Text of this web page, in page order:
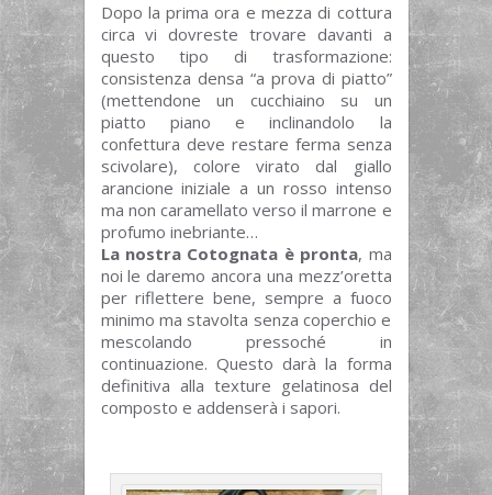
Dopo la prima ora e mezza di cottura
circa vi dovreste trovare davanti a
questo tipo di trasformazione:
consistenza densa “a prova di piatto”
(mettendone un cucchiaino su un
piatto piano e inclinandolo la
confettura deve restare ferma senza
scivolare), colore virato dal giallo
arancione iniziale a un rosso intenso
ma non caramellato verso il marrone e
profumo inebriante…
La nostra Cotognata è pronta, ma
noi le daremo ancora una mezz’oretta
per riflettere bene, sempre a fuoco
minimo ma stavolta senza coperchio e
mescolando pressoché in
continuazione. Questo darà la forma
definitiva alla texture gelatinosa del
composto e addenserà i sapori.